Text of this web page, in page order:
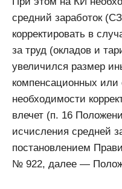
средний заработок
корректировать в
за труд (окладов и
увеличился размер
компенсационных
необходимости
влечет (п. 16
исчисления средней
постановлением
№ 922, далее —